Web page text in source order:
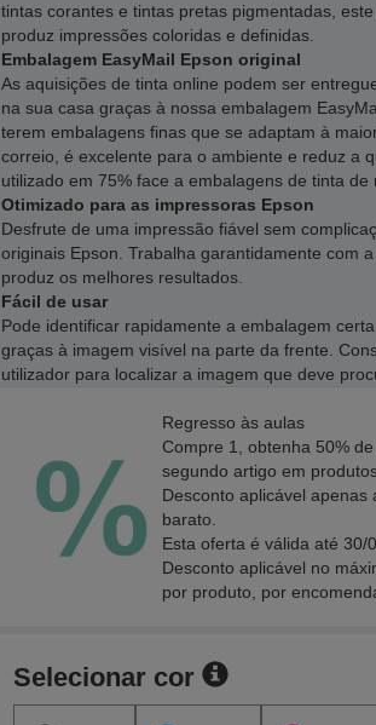
tintas corantes e tintas pretas pigmentadas,
produz impressões coloridas e definidas.
Embalagem EasyMail Epson original
As aquisições de tinta online podem ser
na sua casa graças à nossa embalagem
terem embalagens finas que se adaptam à
correio, é excelente para o ambiente e reduz a
utilizado em 75% face a embalagens de tinta de
Otimizado para as impressoras Epson
Desfrute de uma impressão fiável sem
originais Epson. Trabalha garantidamente com
produz os melhores resultados.
Fácil de usar
Pode identificar rapidamente a embalagem
graças à imagem visível na parte da frente.
utilizador para localizar a imagem que deve
Regresso às aulas
Compre 1, obtenha 50%
segundo artigo em
Desconto aplicável apenas
barato.
Esta oferta é válida até 30/
Desconto aplicável no
por produto, por
Selecionar cor